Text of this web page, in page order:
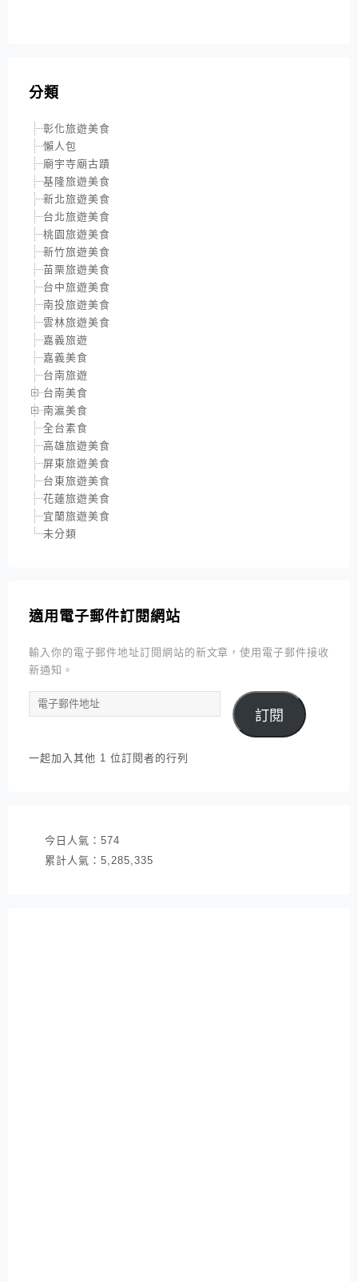
分類
彰化旅遊美食
懶人包
廟宇寺廟古蹟
基隆旅遊美食
新北旅遊美食
台北旅遊美食
桃園旅遊美食
新竹旅遊美食
苗栗旅遊美食
台中旅遊美食
南投旅遊美食
雲林旅遊美食
嘉義旅遊
嘉義美食
台南旅遊
台南美食
南瀛美食
全台素食
高雄旅遊美食
屏東旅遊美食
台東旅遊美食
花蓮旅遊美食
宜蘭旅遊美食
未分類
適用電子郵件訂閱網站
輸入你的電子郵件地址訂閱網站的新文章，使用電子郵件接收
新通知。
電
子
件
訂閱
一起加入其他 1 位訂閱者的行列
今日人氣： 574
累計人氣： 5,285,335